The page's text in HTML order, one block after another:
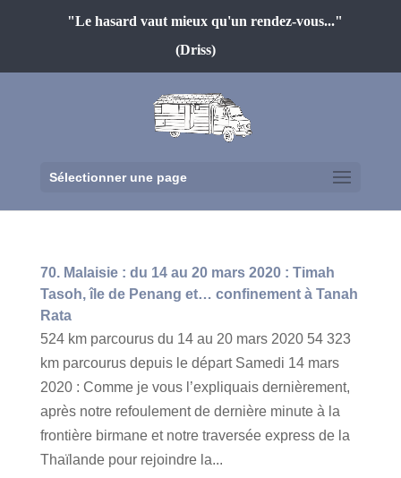
"Le hasard vaut mieux qu'un rendez-vous..."
(Driss)
Sélectionner une page
70. Malaisie : du 14 au 20 mars 2020 : Timah
Tasoh, île de Penang et… confinement à Tanah
Rata
524 km parcourus du 14 au 20 mars 2020 54 323
km parcourus depuis le départ Samedi 14 mars
2020 : Comme je vous l’expliquais dernièrement,
après notre refoulement de dernière minute à la
frontière birmane et notre traversée express de la
Thaïlande pour rejoindre la...